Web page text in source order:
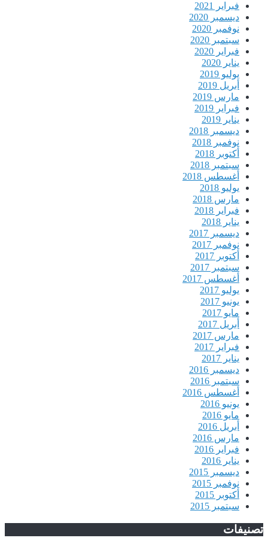
فبراير 2021
ديسمبر 2020
نوفمبر 2020
سبتمبر 2020
فبراير 2020
يناير 2020
يوليو 2019
أبريل 2019
مارس 2019
فبراير 2019
يناير 2019
ديسمبر 2018
نوفمبر 2018
أكتوبر 2018
سبتمبر 2018
أغسطس 2018
يوليو 2018
مارس 2018
فبراير 2018
يناير 2018
ديسمبر 2017
نوفمبر 2017
أكتوبر 2017
سبتمبر 2017
أغسطس 2017
يوليو 2017
يونيو 2017
مايو 2017
أبريل 2017
مارس 2017
فبراير 2017
يناير 2017
ديسمبر 2016
سبتمبر 2016
أغسطس 2016
يونيو 2016
مايو 2016
أبريل 2016
مارس 2016
فبراير 2016
يناير 2016
ديسمبر 2015
نوفمبر 2015
أكتوبر 2015
سبتمبر 2015
تصنيفات